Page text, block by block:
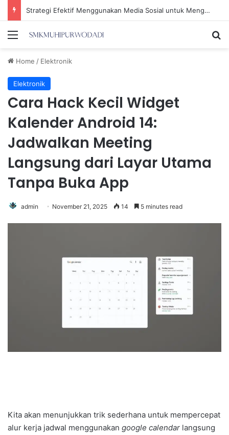
Strategi Efektif Menggunakan Media Sosial untuk Menghemat Waktu Berharga Anda
Menu
Home / Elektronik
Elektronik
Cara Hack Kecil Widget
Kalender Android 14:
Jadwalkan Meeting
Langsung dari Layar Utama
Tanpa Buka App
admin November 21, 2025 14 5 minutes read
Kita akan menunjukkan trik sederhana untuk mempercepat
alur kerja jadwal menggunakan google calendar langsung